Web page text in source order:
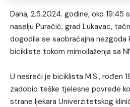
Dana, 2.5.2024. godine, oko 19:45
naselju Puračić, grad Lukavac,
dogodila se saobraćajna nezgoda
bicikliste tokom mimoilaženja sa
U nesreći je biciklista M.S., rođen
zadobio teške tjelesne povrede
strane ljekara Univerzitetskog